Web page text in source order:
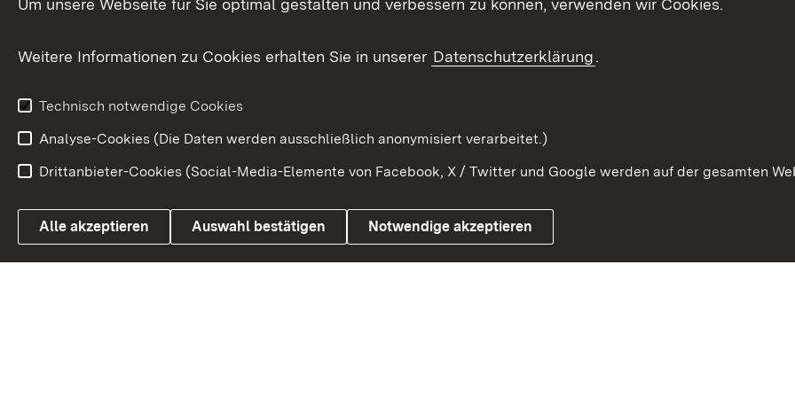
Weitere
Bürgerbeauftragte Beteiligung stärken
Link zum Landesportal
Impressum Kontakt
Um unsere Webseite für Sie optimal gestalten und verbessern zu können, verwenden wir Cookies.
Weitere Informationen zu Cookies erhalten Sie in unserer Datenschutzerklärung.
Technisch notwendige Cookies
Analyse-Cookies (Die Daten werden ausschließlich anonymisiert verarbeitet.)
Drittanbieter-Cookies (Social-Media-Elemente von Facebook, X / Twitter und Google werden auf der gesamten
Alle akzeptieren Auswahl bestätigen Notwendige akzeptieren